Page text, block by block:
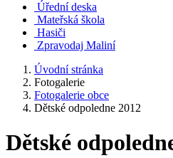
Úřední deska
Mateřská škola
Hasiči
Zpravodaj Maliní
Úvodní stránka
Fotogalerie
Fotogalerie obce
Dětské odpoledne 2012
Dětské